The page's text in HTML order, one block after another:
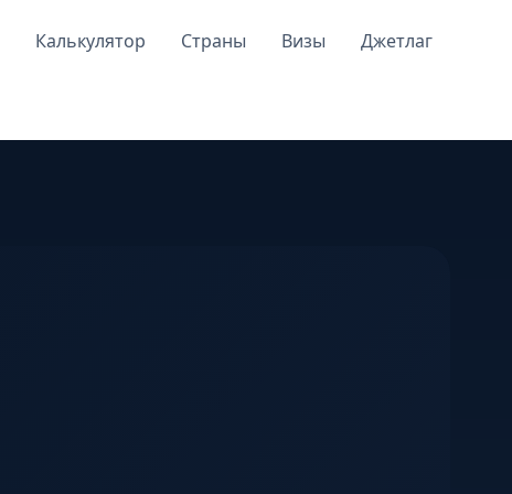
Калькулятор Страны Визы Джетлаг